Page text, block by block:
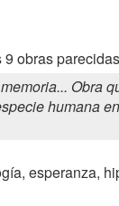
obras
Obra
humana
esperanza,